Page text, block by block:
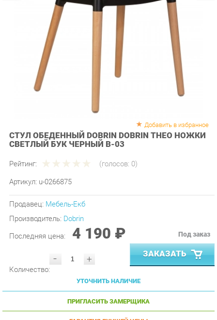
СТУЛ ОБЕДЕННЫЙ DOBRIN DOBRIN THEO НОЖКИ
СВЕТЛЫЙ БУК ЧЕРНЫЙ B-03
Рейтинг: (голосов:
Артикул: u-0266875
Продавец: Мебель-Екб
Производитель:Dobrin
Последняя цена: 4 190 ₽
- +
ЗАКАЗАТЬ
УТОЧНИТЬ НАЛИЧИЕ
ПРИГЛАСИТЬ ЗАМЕРЩИКА
ГАРАНТИЯ ЛУЧШЕЙ ЦЕНЫ